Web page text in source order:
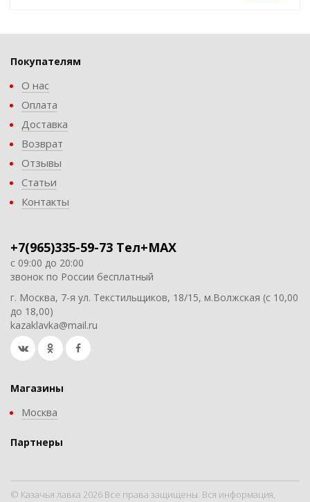
Покупателям
О нас
Оплата
Доставка
Возврат
Отзывы
Статьи
Контакты
+7(965)335-59-73 Тел+MAX
с 09:00 до 20:00
звонок по России бесплатный
г. Москва, 7-я ул. Текстильщиков, 18/15, м.Волжская (с 10,00
до 18,00)
kazaklavka@mail.ru
Магазины
Москва
Партнеры
© Казачья лавка 2026 Все права защищены. Вся информация,